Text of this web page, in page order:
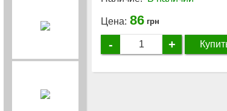
Цена: 86 грн
- +